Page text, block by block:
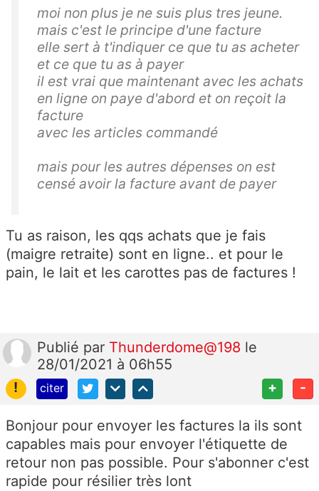
moi non plus je ne suis plus tres jeune.
mais c'est le principe d'une facture
elle sert à t'indiquer ce que tu as acheter
et ce que tu as à payer
il est vrai que maintenant avec les achats
en ligne on paye d'abord et on reçoit la
facture
avec les articles commandé
mais pour les autres dépenses on est
censé avoir la facture avant de payer
Tu as raison, les qqs achats que je fais
(maigre retraite) sont en ligne.. et pour le
pain, le lait et les carottes pas de factures !
Publié par Thunderdome@198 le
28/01/2021 à 06h55
!
citer + -
Bonjour pour envoyer les factures la ils sont
capables mais pour envoyer l'étiquette de
retour non pas possible. Pour s'abonner c'est
rapide pour résilier très lont